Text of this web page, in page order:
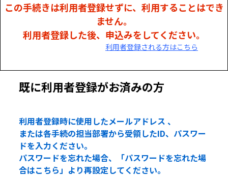
この手続きは利用者登録せずに、利用することはでき
ません。
利用者登録した後、申込みをしてください。
利用者登録される方はこちら
既に利用者登録がお済みの方
利用者登録時に使用したメールアドレス 、
または各手続の担当部署から受領したID、パスワー
ドを入力ください。
パスワードを忘れた場合、「パスワードを忘れた場
合はこちら」より再設定してください。